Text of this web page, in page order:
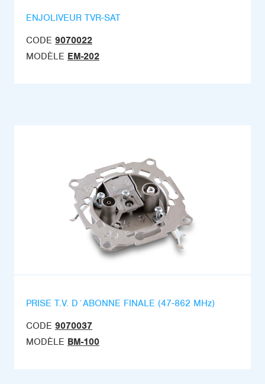
ENJOLIVEUR TVR-SAT
CODE 9070022
MODÈLE EM-202
PRISE T.V. D´ABONNE FINALE (47-862 MHz)
CODE 9070037
MODÈLE BM-100